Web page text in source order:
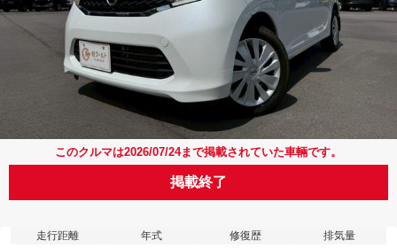
このクルマは2026/07/24まで掲載されていた車輛です。
掲載終了
走行距離 年式 修復歴 排気量